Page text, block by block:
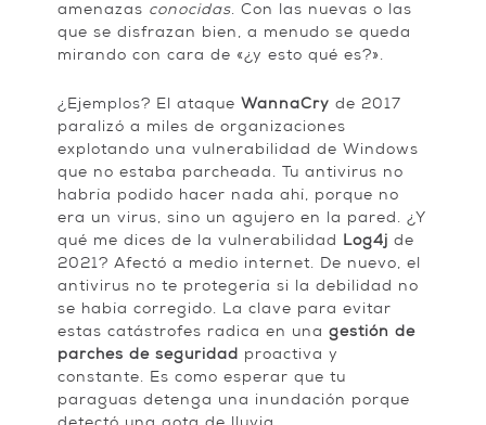
amenazas conocidas. Con las nuevas o las
que se disfrazan bien, a menudo se queda
mirando con cara de «¿y esto qué es?».
¿Ejemplos? El ataque WannaCry de 2017
paralizó a miles de organizaciones
explotando una vulnerabilidad de Windows
que no estaba parcheada. Tu antivirus no
habría podido hacer nada ahí, porque no
era un virus, sino un agujero en la pared. ¿Y
qué me dices de la vulnerabilidad Log4j de
2021? Afectó a medio internet. De nuevo, el
antivirus no te protegería si la debilidad no
se había corregido. La clave para evitar
estas catástrofes radica en una gestión de
parches de seguridad proactiva y
constante. Es como esperar que tu
paraguas detenga una inundación porque